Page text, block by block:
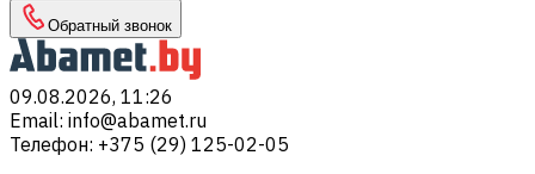
Обратный звонок
09.08.2026, 11:26
Email: info@abamet.ru
Телефон: +375 (29) 125-02-05